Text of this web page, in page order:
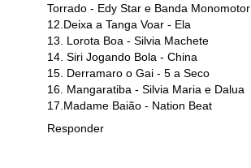
Torrado - Edy Star e Banda Monomotor
12.Deixa a Tanga Voar - Ela
13. Lorota Boa - Silvia Machete
14. Siri Jogando Bola - China
15. Derramaro o Gai - 5 a Seco
16. Mangaratiba - Silvia Maria e Dalua
17.Madame Baião - Nation Beat
Responder